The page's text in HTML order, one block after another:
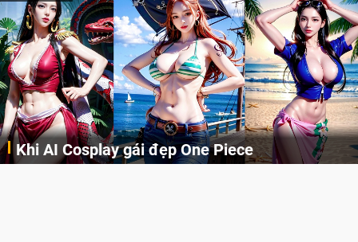
Khi AI Cosplay gái đẹp One Piece